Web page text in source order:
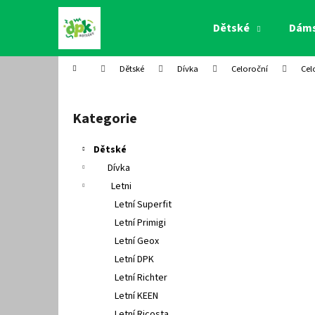
Dětské
Domů Dětské Dívka Celoroční
Přeskočit
kategorie
Kategorie
Dětské
Dívka
Letni
Letní Superfit
Letní Primigi
Letní Geox
Letní DPK
Letní Richter
Letní KEEN
í
Zpět
do
Zpět
do